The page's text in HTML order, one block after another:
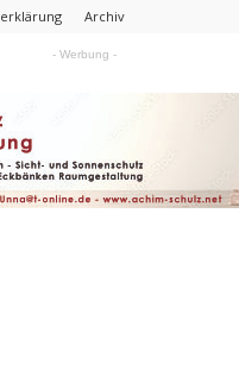
Archiv
- Werbung -